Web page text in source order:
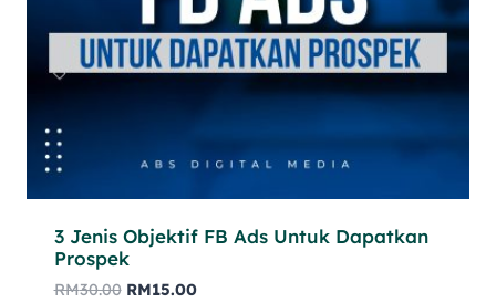
3 Jenis Objektif FB Ads Untuk Dapatkan
Prospek
RM30.00 RM15.00